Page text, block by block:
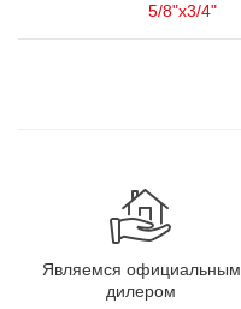
5/8"x3/4"
Являемся официальным
дилером